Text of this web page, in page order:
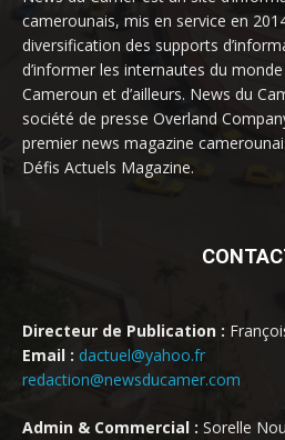
camerounais, mis en service en
diversification des supports
d’informer les internautes du
Cameroun et d’ailleurs. News du
société de presse Overland
premier news magazine
Défis Actuels Magazine.
Directeur de Publication :
Email : dactuel@yahoo.fr
redaction@newsducamer.com
Admin & Commercial : Sorelle